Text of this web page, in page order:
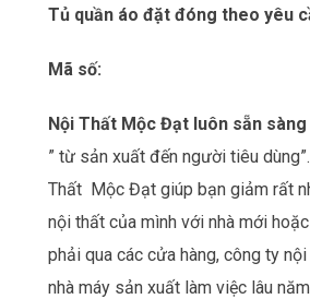
Tủ quần áo đặt đóng theo yêu
Mã số:
Nội Thất Mộc Đạt luôn sẵn sàng
” từ sản xuất đến người tiêu
Thất Mộc Đạt giúp bạn giảm rất
nội thất của mình với nhà mới
phải qua các cửa hàng, công ty
nhà máy sản xuất làm việc lâu